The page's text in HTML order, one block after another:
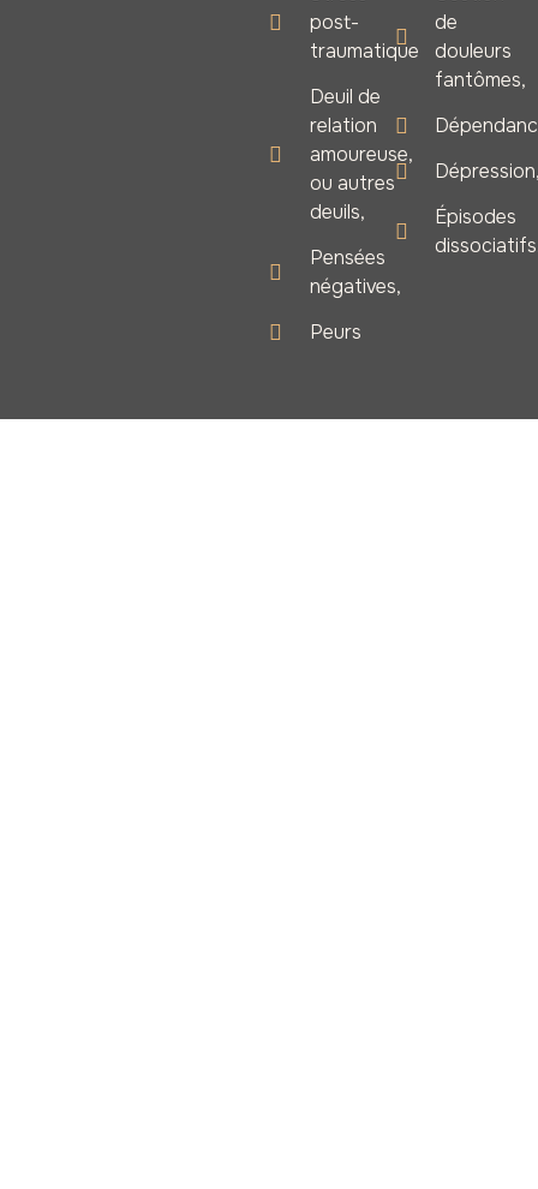
post-
traumatique
Deuil de
relation
amoureuse,
ou autres
deuils,
Pensées
négatives,
Peurs
de
douleurs
fantômes,
Épisodes